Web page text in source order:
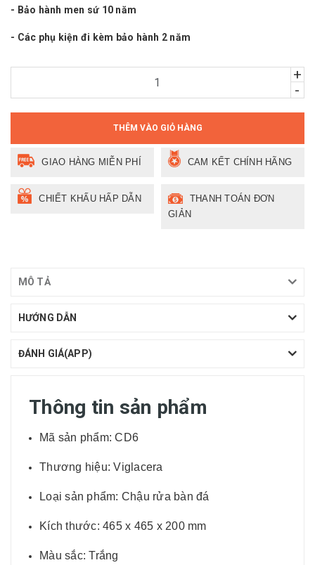
- Bảo hành men sứ 10 năm
- Các phụ kiện đi kèm bảo hành 2 năm
+
-
THÊM VÀO GIỎ HÀNG
GIAO HÀNG MIỄN PHÍ CAM KẾT CHÍNH HÃNG
CHIẾT KHẤU HẤP DẪN
THANH TOÁN ĐƠN
GIẢN
MÔ TẢ
HƯỚNG DẪN
ĐÁNH GIÁ(APP)
Thông tin sản phẩm
Mã sản phẩm: CD6
Thương hiệu: Viglacera
Loại sản phẩm: Chậu rửa bàn đá
Kích thước: 465 x 465 x 200 mm
Màu sắc: Trắng